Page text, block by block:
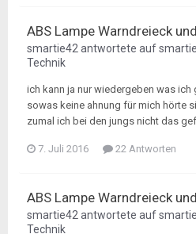
ABS Lampe Warndreieck
smartie42 antwortete auf
Technik
ich kann ja nur wiedergeben was
sowas keine ahnung für mich hörte
zumal ich bei den jungs nicht das
7. Juli 2016 22 Antworten
ABS Lampe Warndreieck
smartie42 antwortete auf
Technik